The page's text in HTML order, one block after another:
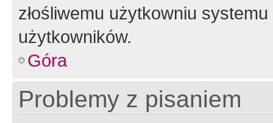
złośliwemu użytkowniu
użytkowników.
Góra
Problemy z pisaniem